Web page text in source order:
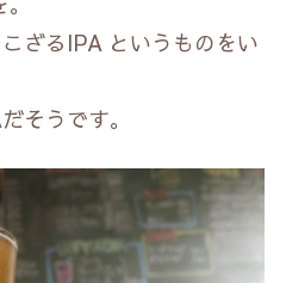
ざるIPA というものをい
そうです。